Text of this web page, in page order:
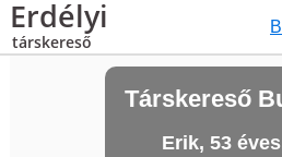
Erdélyi
társkereső
Társkereső
Erik, 53